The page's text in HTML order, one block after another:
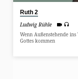
Ruth 2
Ludwig Rühle
Wenn Außenstehende ins
Gottes kommen